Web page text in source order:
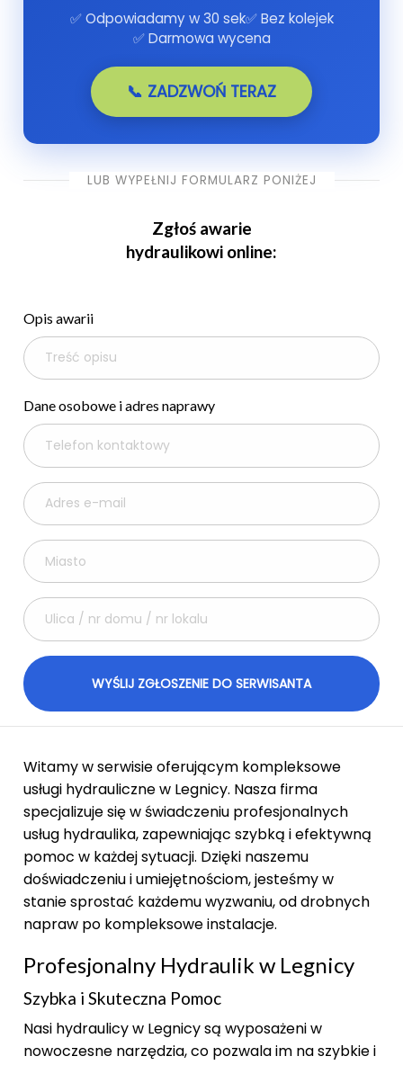
✅ Odpowiadamy w 30 sek✅ Bez kolejek
✅ Darmowa wycena
📞 ZADZWOŃ TERAZ
LUB WYPEŁNIJ FORMULARZ PONIŻEJ
Zgłoś awarie
hydraulikowi online:
Opis awarii
Dane osobowe i adres naprawy
Witamy w serwisie oferującym kompleksowe
usługi hydrauliczne w Legnicy. Nasza firma
specjalizuje się w świadczeniu profesjonalnych
usług hydraulika, zapewniając szybką i efektywną
pomoc w każdej sytuacji. Dzięki naszemu
doświadczeniu i umiejętnościom, jesteśmy w
stanie sprostać każdemu wyzwaniu, od drobnych
napraw po kompleksowe instalacje.
Profesjonalny Hydraulik w Legnicy
Szybka i Skuteczna Pomoc
Nasi hydraulicy w Legnicy są wyposażeni w
nowoczesne narzędzia, co pozwala im na szybkie i